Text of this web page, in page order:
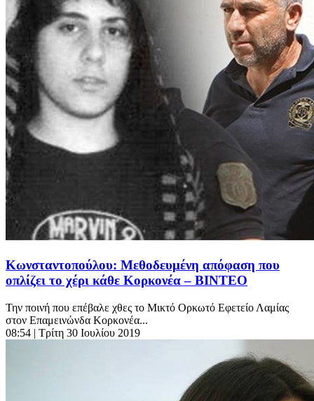
Κωνσταντοπούλου: Μεθοδευμένη απόφαση που
οπλίζει το χέρι κάθε Κορκονέα – ΒΙΝΤΕΟ
Την ποινή που επέβαλε χθες το Μικτό Ορκωτό Εφετείο Λαμίας
στον Επαμεινώνδα Κορκονέα...
08:54 | Τρίτη 30 Ιουλίου 2019